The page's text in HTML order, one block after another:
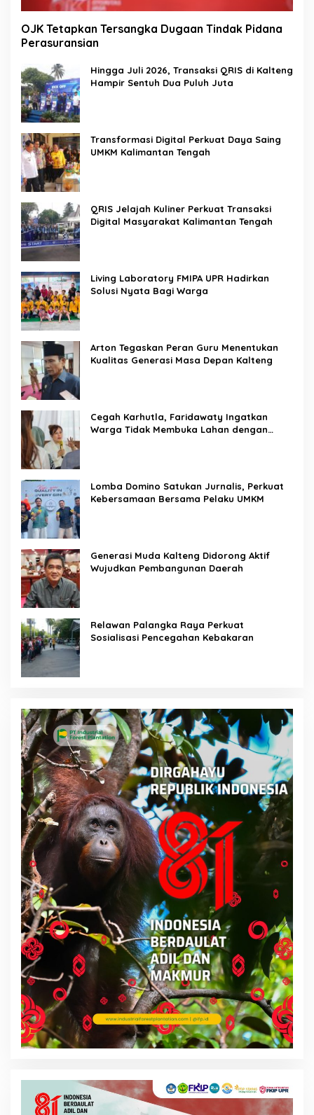
OJK Tetapkan Tersangka Dugaan Tindak Pidana
Perasuransian
Hingga Juli 2026, Transaksi QRIS di Kalteng
Hampir Sentuh Dua Puluh Juta
Transformasi Digital Perkuat Daya Saing
UMKM Kalimantan Tengah
QRIS Jelajah Kuliner Perkuat Transaksi
Digital Masyarakat Kalimantan Tengah
Living Laboratory FMIPA UPR Hadirkan
Solusi Nyata Bagi Warga
Arton Tegaskan Peran Guru Menentukan
Kualitas Generasi Masa Depan Kalteng
Cegah Karhutla, Faridawaty Ingatkan
Warga Tidak Membuka Lahan dengan
Lomba Domino Satukan Jurnalis, Perkuat
Kebersamaan Bersama Pelaku UMKM
Generasi Muda Kalteng Didorong Aktif
Wujudkan Pembangunan Daerah
Relawan Palangka Raya Perkuat
Sosialisasi Pencegahan Kebakaran